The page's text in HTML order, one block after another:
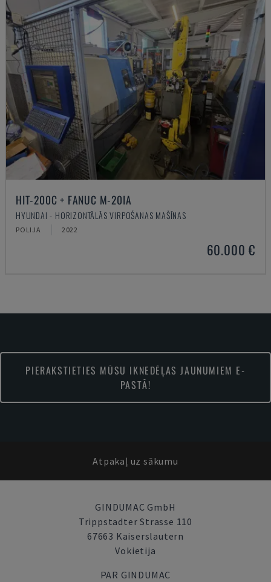
HIT-200C + FANUC M-20IA
HYUNDAI - HORIZONTĀLĀS VIRPOŠANAS MAŠĪNAS
POLIJA 2022
60.000 €
PIERAKSTIETIES MŪSU IKNEDĒĻAS JAUNUMIEM E-
PASTĀ!
Atpakaļ uz sākumu
GINDUMAC GmbH
Trippstadter Strasse 110
67663 Kaiserslautern
Vokietija
PAR GINDUMAC